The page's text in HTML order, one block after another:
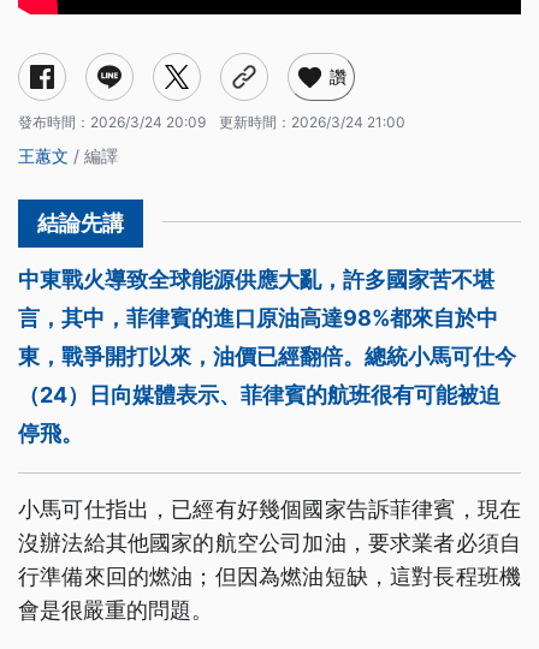
讚
發布時間： 2026/3/24 20:09 更新時間： 2026/3/24 21:00
王蕙文 / 編譯
中東戰火導致全球能源供應大亂，許多國家苦不堪
言，其中，菲律賓的進口原油高達98%都來自於中
東，戰爭開打以來，油價已經翻倍。總統小馬可仕今
（24）日向媒體表示、菲律賓的航班很有可能被迫
停飛。
小馬可仕指出，已經有好幾個國家告訴菲律賓，現在
沒辦法給其他國家的航空公司加油，要求業者必須自
行準備來回的燃油；但因為燃油短缺，這對長程班機
會是很嚴重的問題。